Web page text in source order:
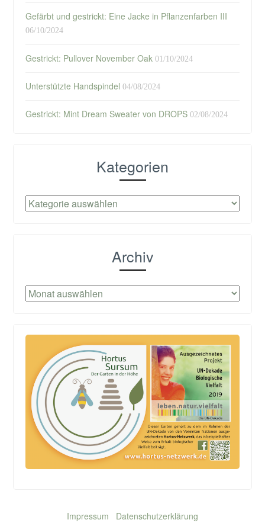
Gefärbt und gestrickt: Eine Jacke in Pflanzenfarben III
06/10/2024
Gestrickt: Pullover November Oak 01/10/2024
Unterstützte Handspindel 04/08/2024
Gestrickt: Mint Dream Sweater von DROPS 02/08/2024
Kategorien
Kategorien
Archiv
Archiv
Impressum Datenschutzerklärung